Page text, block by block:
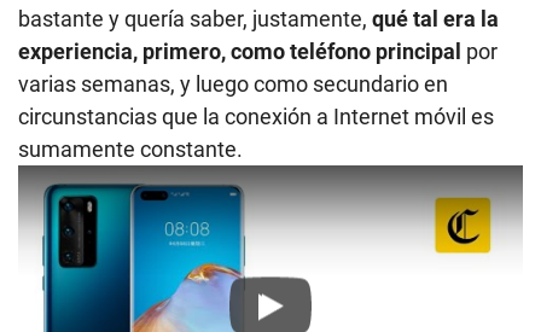
bastante y quería saber, justamente, qué tal era la
experiencia, primero, como teléfono principal por
varias semanas, y luego como secundario en
circunstancias que la conexión a Internet móvil es
sumamente constante.
Play